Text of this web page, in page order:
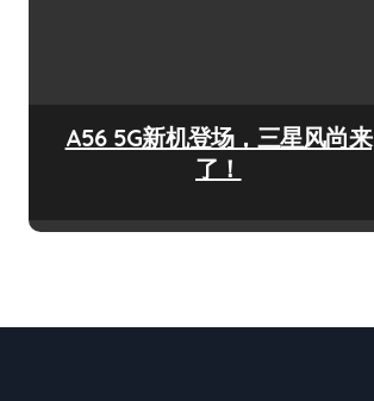
A56 5G新机登场，三星风尚来
了！